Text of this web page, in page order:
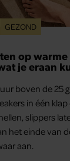
GEZOND
op warme
je eraan
boven de 25
in één
slippers
het einde van
aan.